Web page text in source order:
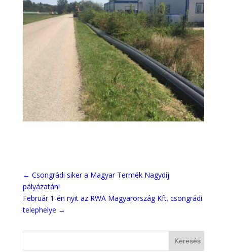
← Csongrádi siker a Magyar Termék Nagydíj
pályázatán!
Február 1-én nyit az RWA Magyarország Kft. csongrádi
telephelye →